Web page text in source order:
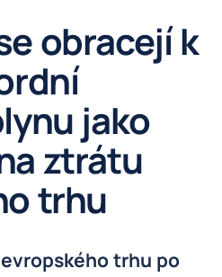
obracejí k
jako
ztrátu
trhu
trhu po